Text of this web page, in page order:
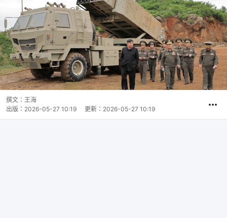
撰文： 王海
出版： 2026-05-27 10:19 更新： 2026-05-27 10:19